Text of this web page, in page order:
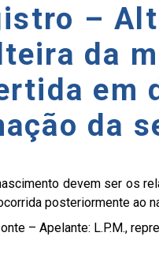
–
da
em
da
devem ser os
posteriormente ao
– Apelante: L.P.M.,